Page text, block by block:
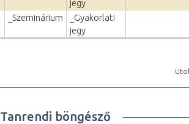
jegy
_Szeminárium
_Gyakorlati
jegy
Tanrendi böngésző